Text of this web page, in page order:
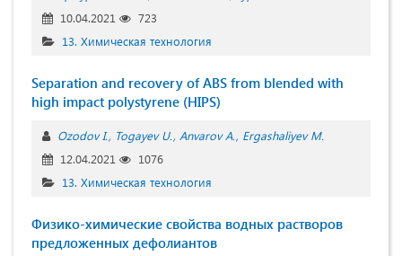
10.04.2021
723
13. Химическая технология
Separation and recovery of ABS from blended with
high impact polystyrene (HIPS)
Ozodov I. Togayev U. Anvarov A. Ergashaliyev M.
12.04.2021
1076
13. Химическая технология
Физико-химические свойства водных растворов
предложенных дефолиантов